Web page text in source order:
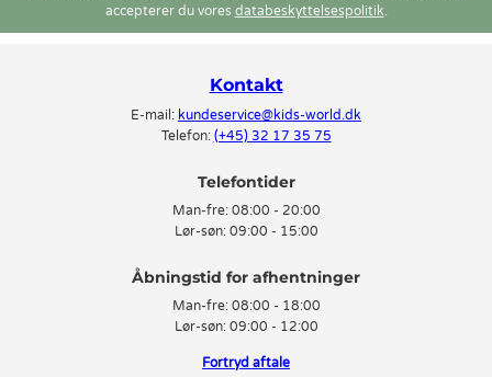
accepterer du vores databeskyttelsespolitik.
Kontakt
E-mail: kundeservice@kids-world.dk
Telefon: (+45) 32 17 35 75
Telefontider
Man-fre: 08:00 - 20:00
Lør-søn: 09:00 - 15:00
Man-fre: 08:00 - 18:00
Lør-søn: 09:00 - 12:00
Fortryd aftale